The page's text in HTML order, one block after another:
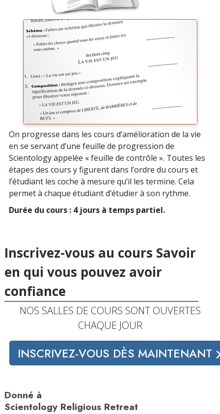
On progresse dans les cours d’amélioration de la vie
en se servant d’une feuille de progression de
Scientology appelée « feuille de contrôle ». Toutes les
étapes des cours y figurent dans l’ordre du cours et
l’étudiant les coche à mesure qu’il les termine. Cela
permet à chaque étudiant d’étudier à son rythme.
Durée du cours : 4 jours à temps partiel.
Inscrivez-vous au cours Savoir
en qui vous pouvez avoir
confiance
NOS SALLES DE COURS SONT OUVERTES
CHAQUE JOUR
INSCRIVEZ-VOUS DÈS MAINTENANT
Donné à
Scientology Religious Retreat